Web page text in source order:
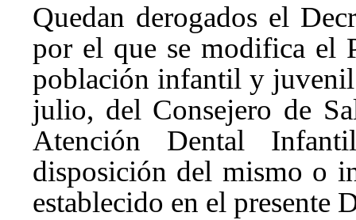
Quedan derogados el
por el que se modifica el
población infantil y
julio, del Consejero de
Atención Dental
disposición del mismo o
establecido en el presente